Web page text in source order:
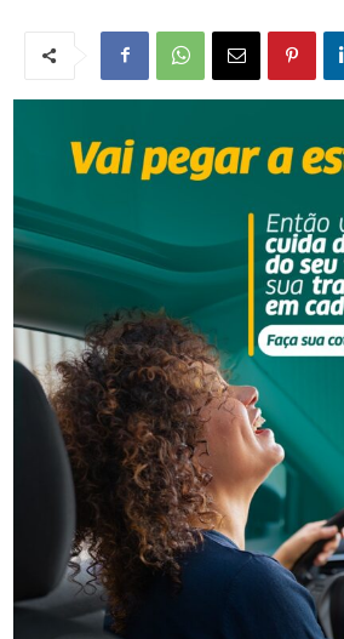
NOTÍCIAS RELACIONADAS
Segurança
Homem procurado pela Justiça é